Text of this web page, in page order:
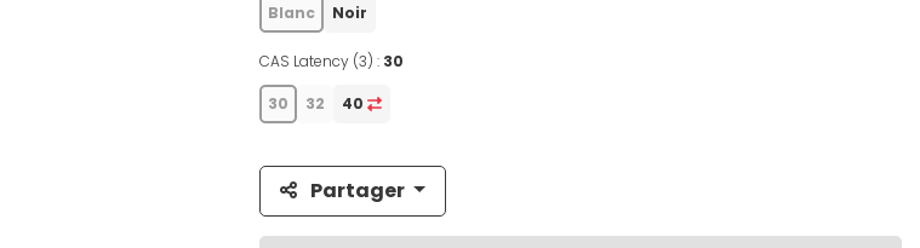
Blanc Noir
CAS Latency (3) : 30
30 32 40
Partager